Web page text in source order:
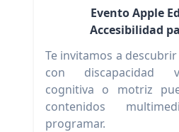
Evento Apple
Accesibilidad
Te invitamos a
con discapacidad
cognitiva o motriz
contenidos
programar.